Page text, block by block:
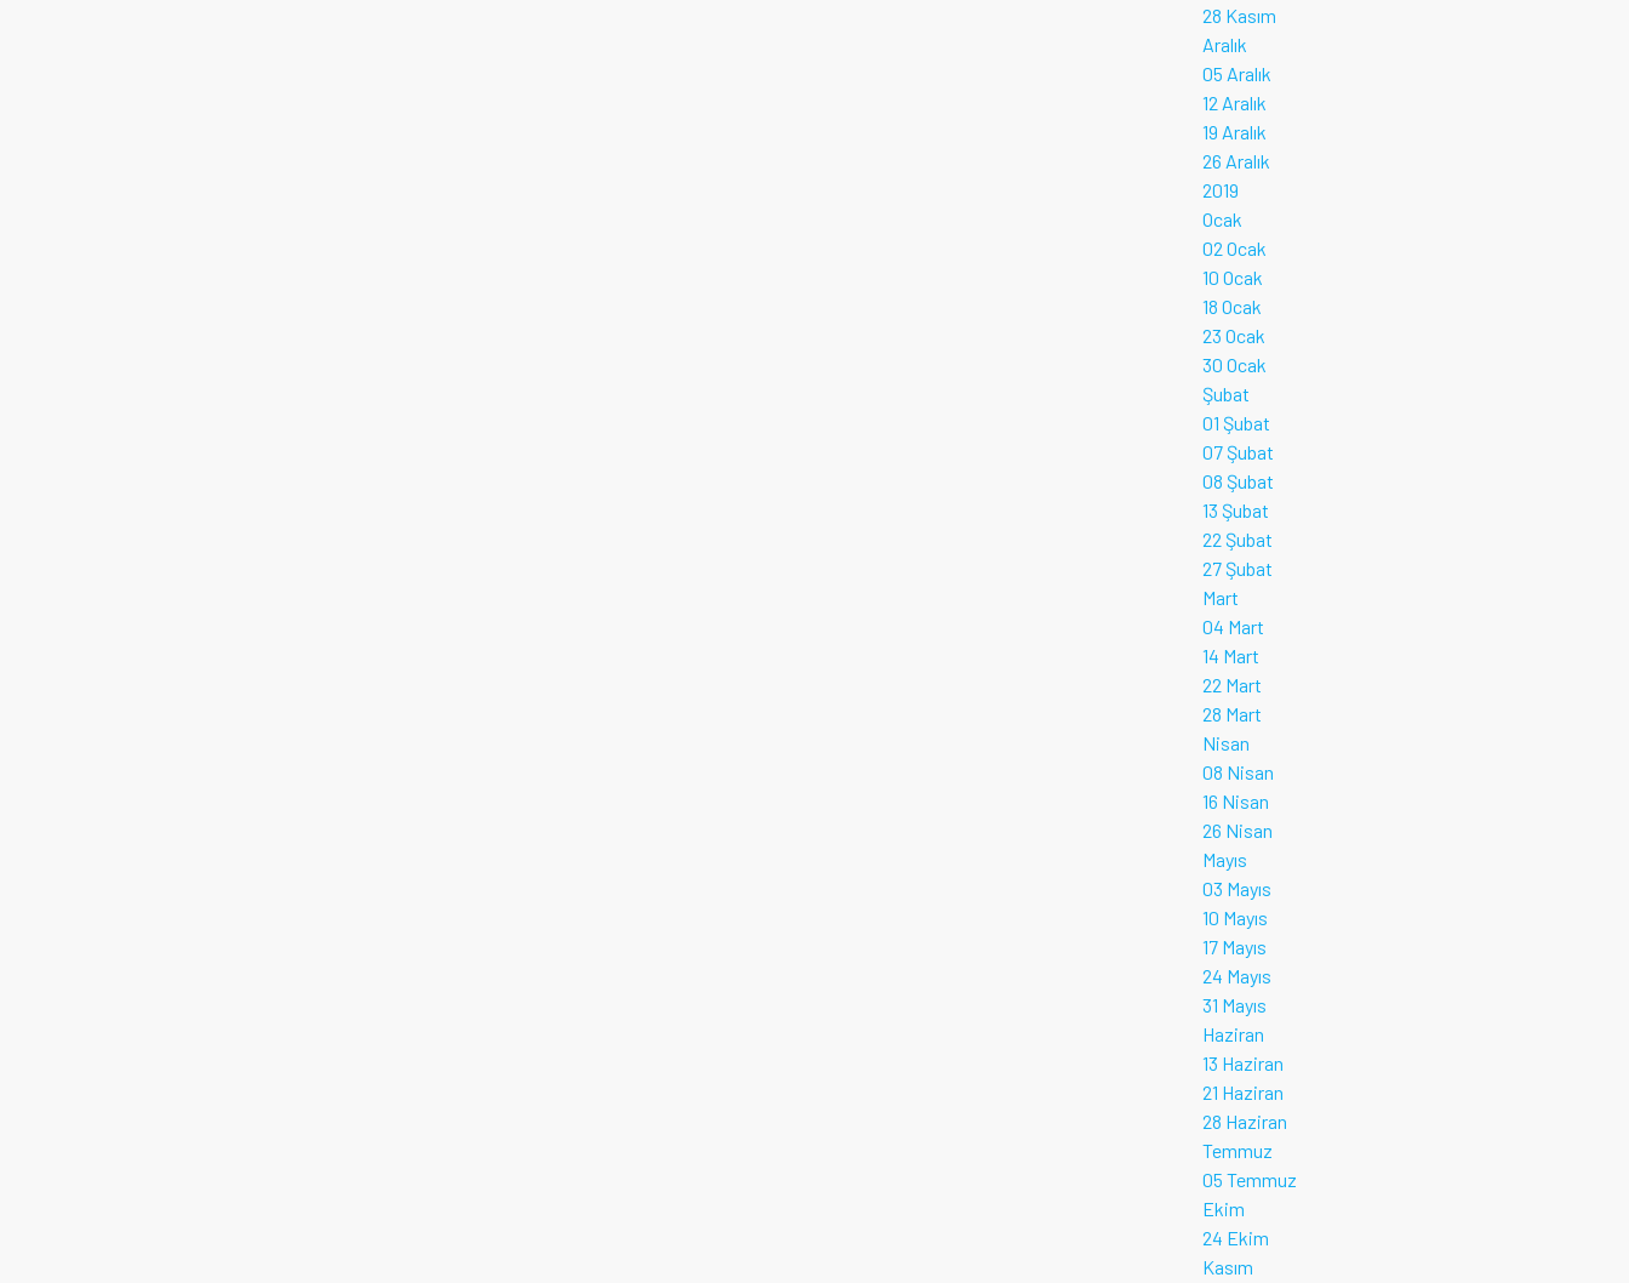
28 Kasım
Aralık
05 Aralık
12 Aralık
19 Aralık
26 Aralık
2019
Ocak
02 Ocak
10 Ocak
18 Ocak
23 Ocak
30 Ocak
Şubat
01 Şubat
07 Şubat
08 Şubat
13 Şubat
22 Şubat
27 Şubat
Mart
04 Mart
14 Mart
22 Mart
28 Mart
Nisan
08 Nisan
16 Nisan
26 Nisan
Mayıs
03 Mayıs
10 Mayıs
17 Mayıs
24 Mayıs
31 Mayıs
Haziran
13 Haziran
21 Haziran
28 Haziran
Temmuz
05 Temmuz
Ekim
24 Ekim
Kasım